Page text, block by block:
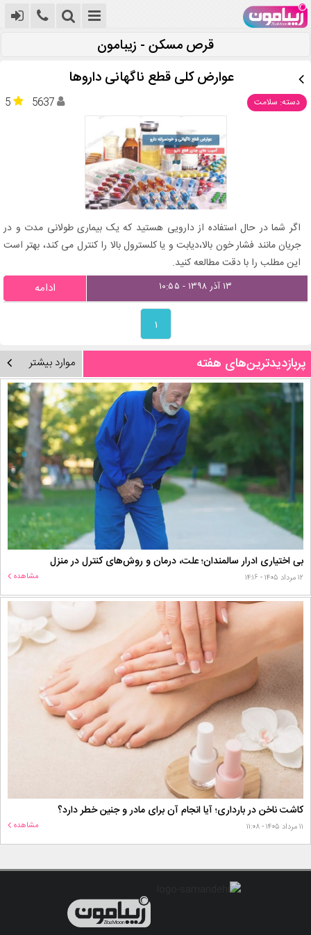
قرص مسکن - زیبامون
عوارض کلی قطع ناگهانی داروها
دسته: سلامت 5 5637
اگر شما در حال استفاده از دارویی هستید که یک بیماری طولانی مدت و در
جریان مانند فشار خون بالا،دیابت و یا کلسترول بالا را کنترل می کند، بهتر است
این مطلب را با دقت مطالعه کنید.
۱۳ آذر ۱۳۹۸ - ۱۰:۵۵ ادامه
۱
پربازدیدترین‌های هفته موارد بیشتر
بی اختیاری ادرار سالمندان؛ علت، درمان و روش‌های کنترل در منزل
۱۲ مرداد ۱۴۰۵ - ۱۴:۱۶ مشاهده
کاشت ناخن در بارداری؛ آیا انجام آن برای مادر و جنین خطر دارد؟
۱۱ مرداد ۱۴۰۵ - ۱۱:۰۸ مشاهده